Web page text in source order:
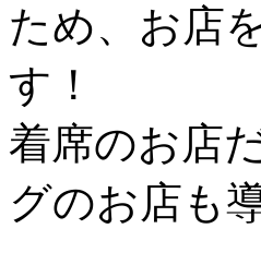
ため、お店
す！
着席のお店
グのお店も